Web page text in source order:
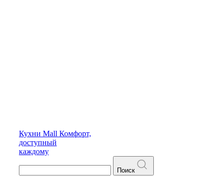
Кухни Mall Комфорт,
доступный
каждому
Поиск